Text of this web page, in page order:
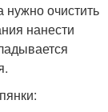
нужно очистить
нанести